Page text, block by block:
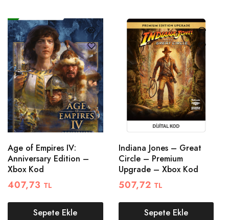
Age of Empires IV:
Anniversary Edition –
Xbox Kod
407,73 TL
Sepete Ekle
Indiana Jones – Great
Circle – Premium
Upgrade – Xbox Kod
507,72 TL
Sepete Ekle